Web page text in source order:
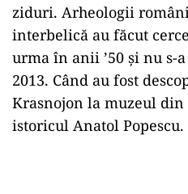
ziduri. Arheologii
interbelică au făcut
urma în anii ’50 și nu s-
2013. Când au fost
Krasnojon la muzeul din
istoricul Anatol Popescu.